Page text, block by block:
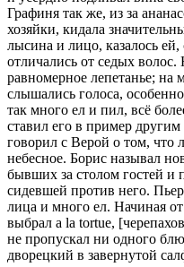
Графиня так же, из за
хозяйки, кидала
лысина и лицо, казалось ей,
отличались от седых
равномерное лепетанье; на
слышались голоса,
так много ел и пил, всё
ставил его в пример
говорил с Верой о том, что
небесное. Борис называл
бывших за столом гостей и
сидевшей против него.
лица и много ел. Начиная
выбрал a la tortue,
не пропускал ни одного
дворецкий в завернутой